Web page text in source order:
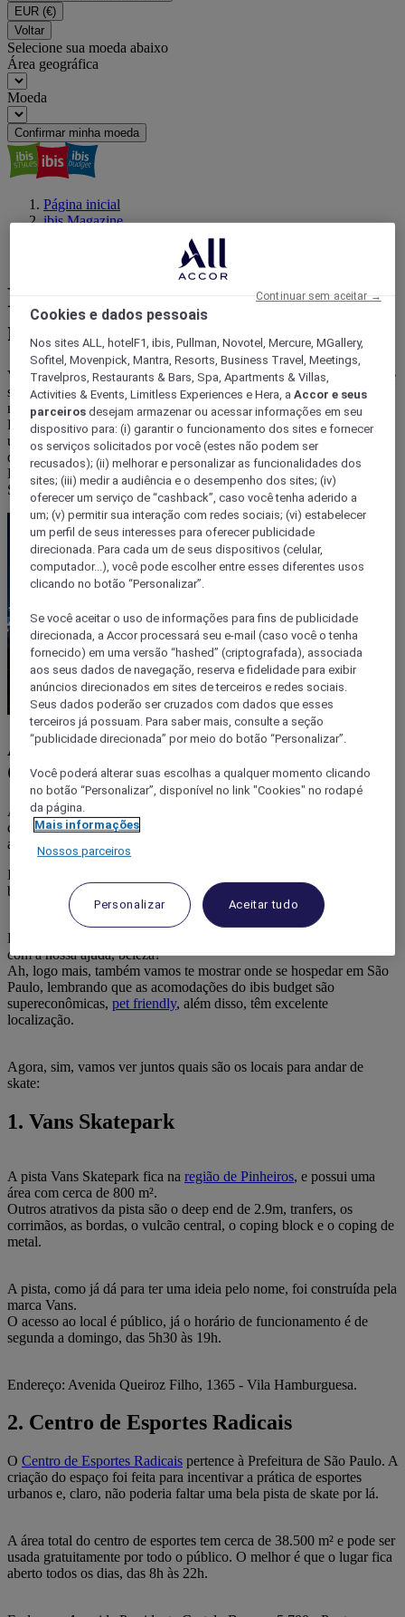
EUR (€)
Voltar
Selecione sua moeda abaixo
Área geográfica
Moeda
Confirmar minha moeda
Página inicial
ibis Magazine
Pista de Skate: conheça as 8 melhores opções em São Paulo
Pista de Skate: conheça as 8
melhores opções em São Paulo
Você sabia que a cidade de São Paulo tem vários locais com pista de
skate? A qualquer hora do dia ou da noite é possível fazer altas
manobras e, claro, encontrar outros fãs do esporte.
Pensando nisso, reunimos todas as dicas para quem quer esquecer
um pouco a rotina paulistana e, simplesmente, se divertir sobre
quatro rodas.
E aí, topa? Continue a leitura e descubra onde andar de skate em
São Paulo!
Apaixonado por esportes urbanos?
Conheça opções de pistas de skate em SP
Antes de mostrarmos quais são os lugares com pista de skate na
capital paulista, vale dizer que a marca ibis budget também é
apaixonada pelo skate street.
Inclusive, os esportes urbanos fazem parte de um dos pilares do ibis
budget.
Então, sempre que você quiser saber sobre o assunto, pode contar
com a nossa ajuda, beleza?
Ah, logo mais, também vamos te mostrar onde se hospedar em São
Paulo, lembrando que as acomodações do ibis budget são
supereconômicas, pet friendly, além disso, têm excelente
localização.
Agora, sim, vamos ver juntos quais são os locais para andar de
skate:
1. Vans Skatepark
A pista Vans Skatepark fica na região de Pinheiros, e possui uma
área com cerca de 800 m².
Outros atrativos da pista são o deep end de 2.9m, tranfers, os
corrimãos, as bordas, o vulcão central, o coping block e o coping de
metal.
A pista, como já dá para ter uma ideia pelo nome, foi construída pela
marca Vans.
O acesso ao local é público, já o horário de funcionamento é de
segunda a domingo, das 5h30 às 19h.
Endereço: Avenida Queiroz Filho, 1365 - Vila Hamburguesa.
2. Centro de Esportes Radicais
O Centro de Esportes Radicais pertence à Prefeitura de São Paulo. A
criação do espaço foi feita para incentivar a prática de esportes
urbanos e, claro, não poderia faltar uma bela pista de skate por lá.
A área total do centro de esportes tem cerca de 38.500 m² e pode ser
usada gratuitamente por todo o público. O melhor é que o lugar fica
aberto todos os dias, das 8h às 22h.
Cookies e dados pessoais
Nos sites ALL, hotelF1, ibis, Pullman, Novotel, Mercure, MGallery,
Sofitel, Movenpick, Mantra, Resorts, Business Travel, Meetings,
Travelpros, Restaurants & Bars, Spa, Apartments & Villas,
Activities & Events, Limitless Experiences e Hera, aAccor e seus
parceiros desejam armazenar ou acessar informações em seu
dispositivo para: (i) garantir o funcionamento dos sites e fornecer
os serviços solicitados por você (estes não podem ser
recusados); (ii) melhorar e personalizar as funcionalidades dos
sites; (iii) medir a audiência e o desempenho dos sites; (iv)
oferecer um serviço de “cashback”, caso você tenha aderido a
um; (v) permitir sua interação com redes sociais; (vi) estabelecer
um perfil de seus interesses para oferecer publicidade
direcionada. Para cada um de seus dispositivos (celular,
computador...), você pode escolher entre esses diferentes usos
clicando no botão “Personalizar”.
Se você aceitar o uso de informações para fins de publicidade
direcionada, a Accor processará seu e-mail (caso você o tenha
fornecido) em uma versão “hashed” (criptografada), associada
aos seus dados de navegação, reserva e fidelidade para exibir
anúncios direcionados em sites de terceiros e redes sociais.
Seus dados poderão ser cruzados com dados que esses
terceiros já possuam. Para saber mais, consulte a seção
“publicidade direcionada” por meio do botão “Personalizar”.
Você poderá alterar suas escolhas a qualquer momento clicando
no botão “Personalizar”, disponível no link "Cookies" no rodapé
da página.
Mais informações
Nossos parceiros
Personalizar Aceitar tudo
Continuar sem aceitar →